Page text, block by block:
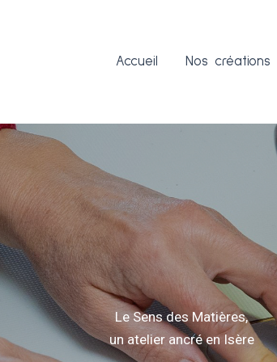
Accueil Nos créations
Le Sens des Matières,
un atelier ancré en Isère